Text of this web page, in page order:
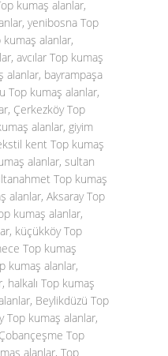
kumaş alanlar,
yenibosna Top
alanlar,
avcılar Top kumaş
alanlar, bayrampaşa
Top kumaş alanlar,
Çerkezköy Top
alanlar, giyim
kent Top kumaş
alanlar, sultan
Top kumaş
alanlar, Aksaray Top
kumaş alanlar,
küçükköy Top
Top kumaş
kumaş alanlar,
halkalı Top kumaş
Beylikdüzü Top
Top kumaş alanlar,
Top
alanlar, Top